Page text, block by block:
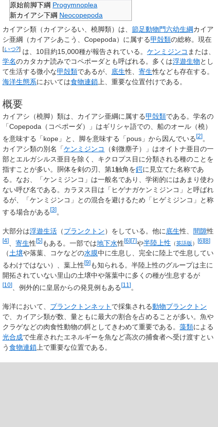
原始前脚下綱 Progymnoplea
新カイアシ下綱 Neocopepoda
カイアシ類 （カイアシるい、橈脚類）は、 節足動物門六幼生綱カイア
シ亜綱 （カイアシあこう、 Copepoda）に属する甲殻類の総称。現在
[いつ?] は、10目約15,000種が報告されている。 ケンミジンコ または、
学名のカタカナ読みでコペポーダとも呼ばれる。多くは浮遊生物とし
て生活する微小な甲殻類であるが、 底生性、 寄生性なども存在する。
海洋生態系においては食物連鎖上、重要な位置付けである。
概要
カイアシ（橈脚）類は、カイアシ亜綱に属する甲殻類である。学名の
「Copepoda（コペポーダ）」はギリシャ語での、船のオール（橈）
を意味する「kope」と、脚を意味する「pous」から因んでいる[2]。
カイアシ類の別名「ケンミジンコ
（剣微塵子）」はオイトナ亜目の一
部とエルガシルス亜目を除く、キクロプス目に分類される種のことを
指すことが多い。胴体を剣の刃、第1触角を鍔に見立てた名称であ
る。なお、「ケンミジンコ」は一般名であり、学術的にはあまり使わ
ない呼び名である。カラヌス目は「ヒゲナガケンミジンコ」と呼ばれ
るが、「ケンミジンコ」との混合を避けるため「ヒゲミジンコ」と称
する場合がある[3]
大部分は浮遊生活 （プランクトン）をしている。他に 底生性、 間隙性
[4] 寄生性[5]もある。一部では地下水性[6][7]や半陸上性 （英語版 ） [6][8]
（土壌や落葉、コケなどの水膜中に生息し、完全に陸上で生息してい
るわけではない）、葉上性[9] も知られる。半陸上性のグループは主に
開拓されていない里山の土壌中や落葉中に多くの種が生息するが
[10] 、例外的に皇居からの発見例もある [11 ] 。
海洋において、 プランクトンネット で採集される動物プランクトン
で、カイアシ類が数、量ともに最大の割合を占めることが多い。魚や
クラゲなどの肉食性動物の餌としてきわめて重要である。 藻類による
光合成で生産されたエネルギーを魚など高次の捕食者へ受け渡すとい
う食物連鎖上で重要な位置である。